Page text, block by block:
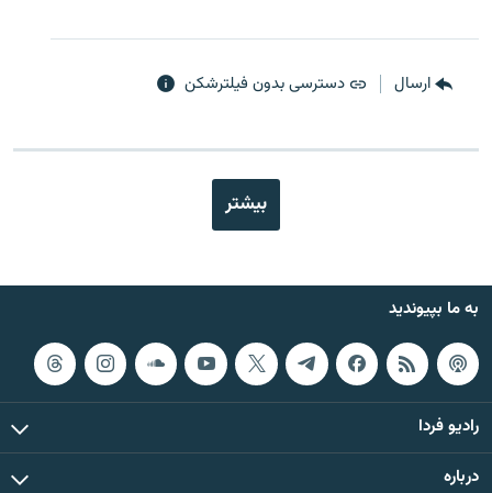
ارسال دسترسی بدون فیلترشکن
بیشتر
به ما بپیوندید
رادیو فردا
درباره